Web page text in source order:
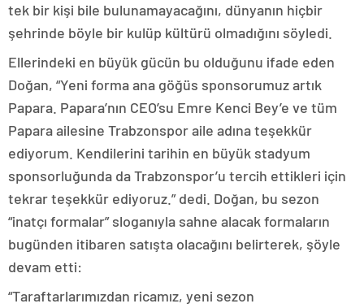
tek bir kişi bile bulunamayacağını, dünyanın hiçbir
şehrinde böyle bir kulüp kültürü olmadığını söyledi.
Ellerindeki en büyük gücün bu olduğunu ifade eden
Doğan, “Yeni forma ana göğüs sponsorumuz artık
Papara. Papara’nın CEO’su Emre Kenci Bey’e ve tüm
Papara ailesine Trabzonspor aile adına teşekkür
ediyorum. Kendilerini tarihin en büyük stadyum
sponsorluğunda da Trabzonspor’u tercih ettikleri için
tekrar teşekkür ediyoruz.” dedi. Doğan, bu sezon
“inatçı formalar” sloganıyla sahne alacak formaların
bugünden itibaren satışta olacağını belirterek, şöyle
devam etti:
“Taraftarlarımızdan ricamız, yeni sezon